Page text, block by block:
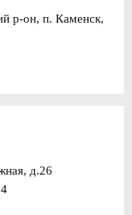
р-он, п. Каменск,
д.26